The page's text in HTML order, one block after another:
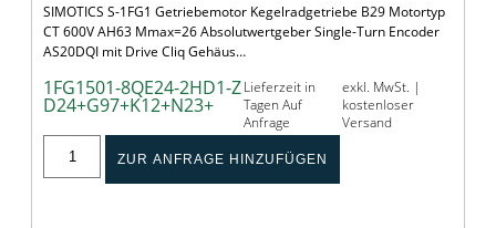
SIMOTICS S-1FG1 Getriebemotor Kegelradgetriebe B29 Motortyp
CT 600V AH63 Mmax=26 Absolutwertgeber Single-Turn Encoder
AS20DQI mit Drive Cliq Gehäus…
1FG1501-8QE24-2HD1-Z
D24+G97+K12+N23+
Lieferzeit in
Tagen Auf
Anfrage
exkl. MwSt. |
kostenloser
Versand
ZUR ANFRAGE HINZUFÜGEN